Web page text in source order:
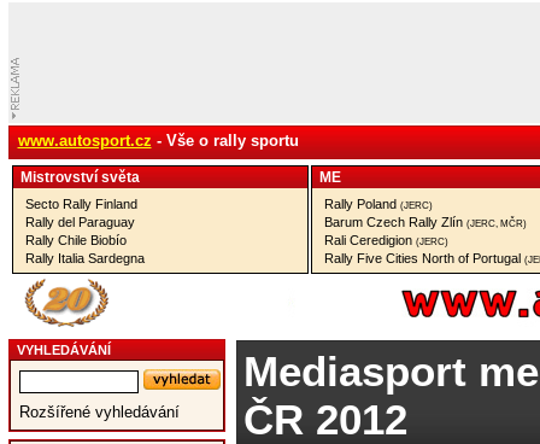
www.autosport.cz - Vše o rally sportu
Mistrovství­ světa
Secto Rally Finland
Rally del Paraguay
Rally Chile Biobío
Rally Italia Sardegna
ME
Rally Poland (JERC)
Barum Czech Rally Zlín (JERC, MČR)
Rali Ceredigion (JERC)
Rally Five Cities North of Portugal
VYHLEDÁVÁNÍ
Rozšířené vyhledávání
Mediasport
ČR 2012